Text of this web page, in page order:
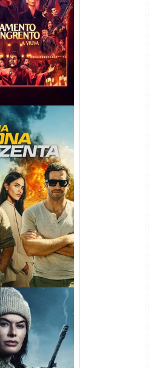
Sangrento: A
(2026) WEB-DL
4K Dual Áudio
Torrent
DL 1080p/4K
Áudio